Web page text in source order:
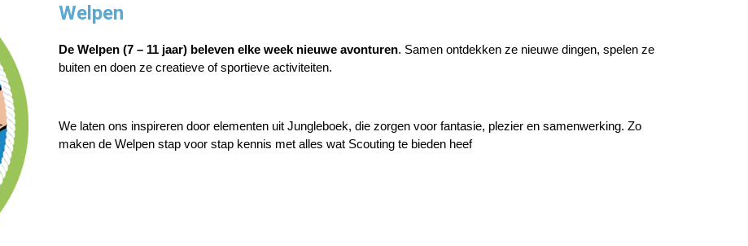
Welpen
De Welpen (7 – 11 jaar) beleven elke week nieuwe avonturen. Samen ontdekken ze nieuwe dingen, spelen ze
buiten en doen ze creatieve of sportieve activiteiten.
We laten ons inspireren door elementen uit Jungleboek, die zorgen voor fantasie, plezier en samenwerking. Zo
maken de Welpen stap voor stap kennis met alles wat Scouting te bieden heef